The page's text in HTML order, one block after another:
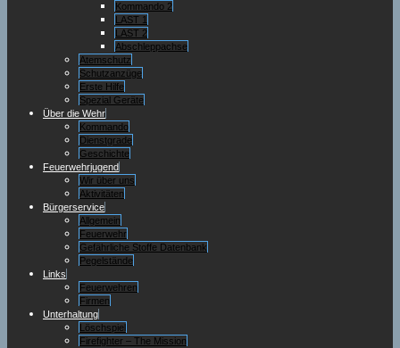
Kommando 2
LAST 1
LAST 2
Abschleppachse
Atemschutz
Schutzanzüge
Erste Hilfe
Spezial Geräte
Über die Wehr
Kommando
Dienstgrade
Geschichte
Feuerwehrjugend
Wir über uns
Aktivitäten
Bürgerservice
Allgemein
Feuerwehr
Gefährliche Stoffe Datenbank
Pegelstände
Links
Feuerwehren
Firmen
Unterhaltung
Löschspiel
Firefighter – The Mission